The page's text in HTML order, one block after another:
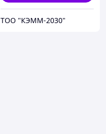
ТОО "КЭММ-2030"